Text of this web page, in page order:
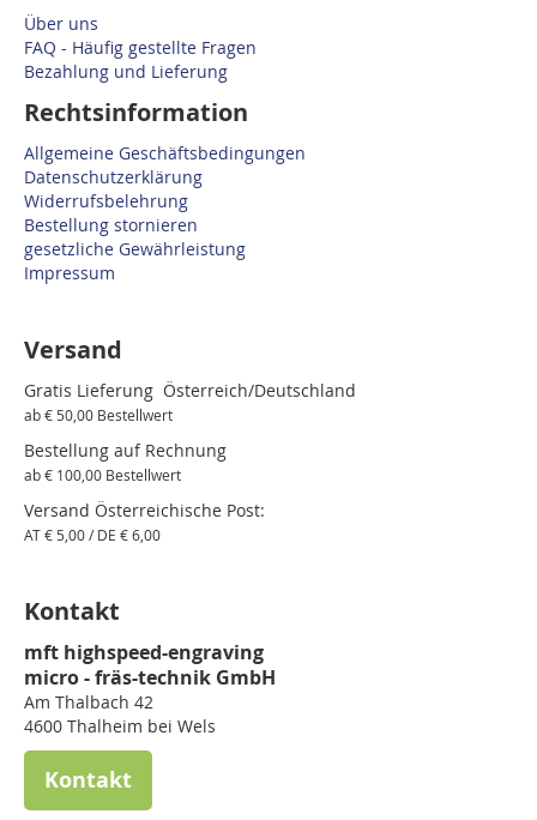
Über uns
FAQ - Häufig gestellte Fragen
Bezahlung und Lieferung
Rechtsinformation
Allgemeine Geschäftsbedingungen
Datenschutzerklärung
Widerrufsbelehrung
Bestellung stornieren
gesetzliche Gewährleistung
Impressum
Versand
Gratis Lieferung Österreich/Deutschland
ab € 50,00 Bestellwert
Bestellung auf Rechnung
ab € 100,00 Bestellwert
Versand Österreichische Post:
AT € 5,00 / DE € 6,00
Kontakt
mft highspeed-engraving
micro - fräs-technik GmbH
Am Thalbach 42
4600 Thalheim bei Wels
Kontakt